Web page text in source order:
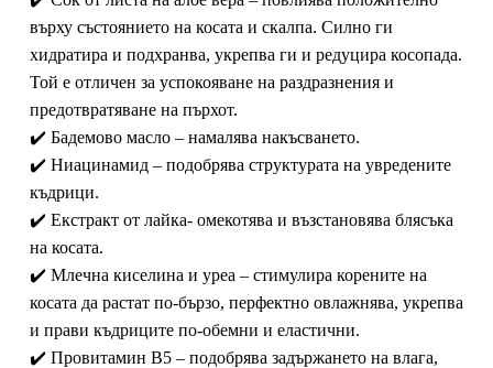
върху състоянието на косата и скалпа. Силно ги
хидратира и подхранва, укрепва ги и редуцира косопада.
Той е отличен за успокояване на раздразнения и
предотвратяване на пърхот.
✔️ Бадемово масло – намалява накъсването.
✔️ Ниацинамид – подобрява структурата на увредените
къдрици.
✔️ Екстракт от лайка- омекотява и възстановява блясъка
на косата.
✔️ Млечна киселина и уреа – стимулира корените на
косата да растат по-бързо, перфектно овлажнява, укрепва
и прави къдриците по-обемни и еластични.
✔️ Провитамин B5 – подобрява задържането на влага,